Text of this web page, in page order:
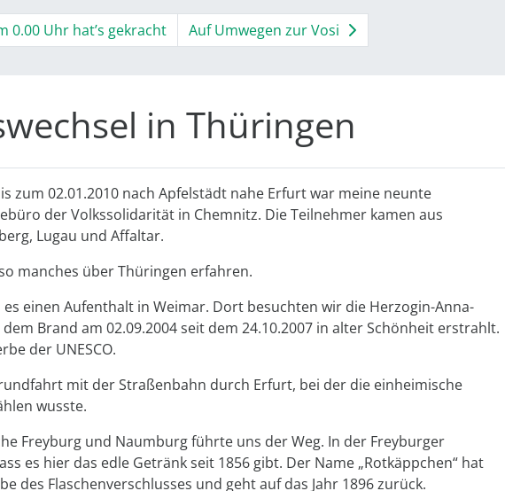
0.00 Uhr hat’s gekracht Auf Umwegen zur Vosi
in Thüringen
zum 02.01.2010 nach Apfelstädt nahe Erfurt war meine neunte
der Volkssolidarität in Chemnitz. Die Teilnehmer kamen aus
Lugau und Affaltar.
manches über Thüringen erfahren.
einen Aufenthalt in Weimar. Dort besuchten wir die Herzogin-Anna-
Brand am 02.09.2004 seit dem 24.10.2007 in alter Schönheit erstrahlt.
der UNESCO.
mit der Straßenbahn durch Erfurt, bei der die einheimische
wusste.
Freyburg und Naumburg führte uns der Weg. In der Freyburger
es hier das edle Getränk seit 1856 gibt. Der Name „Rotkäppchen“ hat
des Flaschenverschlusses und geht auf das Jahr 1896 zurück.